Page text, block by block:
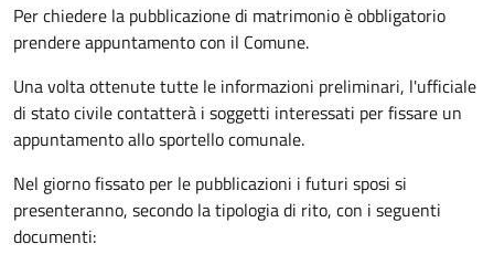
Per chiedere la pubblicazione di matrimonio è obbligatorio
prendere appuntamento con il Comune.
Una volta ottenute tutte le informazioni preliminari, l'ufficiale
di stato civile contatterà i soggetti interessati per fissare un
appuntamento allo sportello comunale.
Nel giorno fissato per le pubblicazioni i futuri sposi si
presenteranno, secondo la tipologia di rito, con i seguenti
documenti: